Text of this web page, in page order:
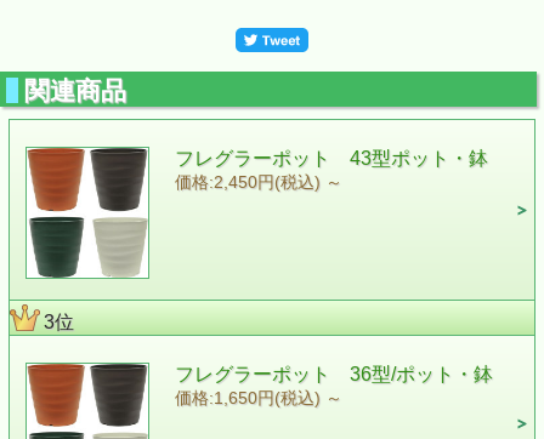
関連商品
フレグラーポット 43型ポット・鉢
価格:2,450円(税込) ～
3位
フレグラーポット 36型/ポット・鉢
価格:1,650円(税込) ～